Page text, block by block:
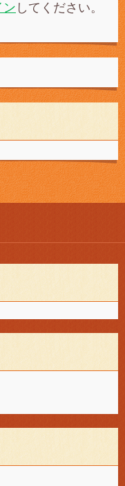
ン してください。